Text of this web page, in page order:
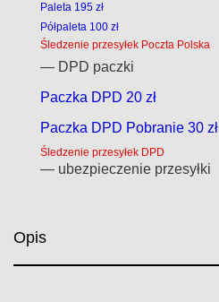
Paleta 195 zł
Półpaleta 100 zł
Śledzenie przesyłek Poczta Polska
— DPD paczki
Paczka DPD 20 zł
Paczka DPD Pobranie 30 zł
Śledzenie przesyłek DPD
— ubezpieczenie przesyłki
Opis